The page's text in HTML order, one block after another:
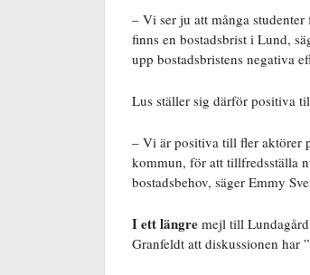
– Vi ser ju att många
finns en bostadsbrist i Lund,
upp bostadsbristens negativa
Lus ställer sig därför positiva
– Vi är positiva till fler aktörer
kommun, för att tillfredsställa
bostadsbehov, säger Emmy
I ett längre mejl till
Granfeldt att diskussionen har